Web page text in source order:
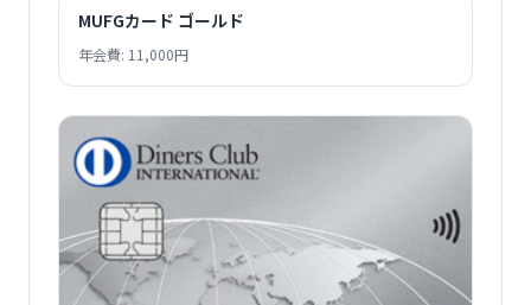
MUFGカード ゴールド
年会費: 11,000円